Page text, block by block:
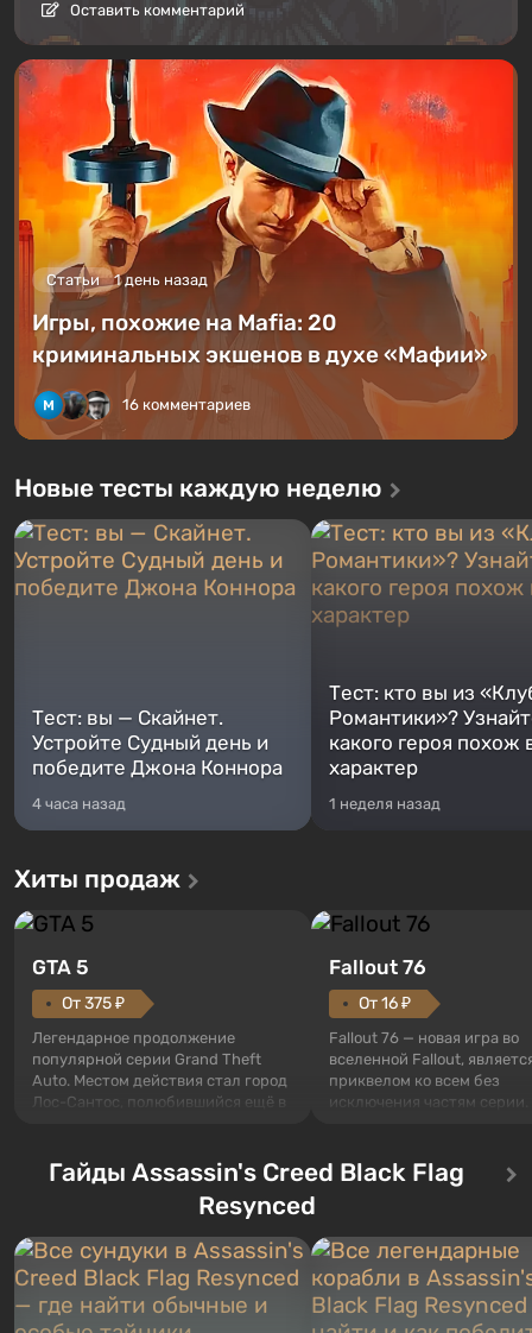
Оставить комментарий
Статьи 1 день назад
Игры, похожие на Mafia: 20
криминальных экшенов в духе «Мафии»
16 комментариев
Новые тесты каждую неделю
Тест: вы — Скайнет.
Устройте Судный день и
победите Джона Коннора
4 часа назад
Тест: кто вы из
Романтики»?
какого героя похож
характер
1 неделя назад
Хиты продаж
GTA 5
От 375 ₽
Легендарное продолжение
популярной серии Grand Theft
Auto. Местом действия стал город
Лос-Сантос, полюбившийся ещё в
сразу трех персонажей: Майкла,
Тревора и Франклина, между
Жанр и...
Fallout 76
От 16 ₽
Fallout 76 — новая игра во
вселенной Fallout,
приквелом ко всем без
исключения частям серии.
Оно же, по задумке
Vault-Tec, должно
Место действия Fallout...
Гайды Assassin's Creed Black Flag
Resynced